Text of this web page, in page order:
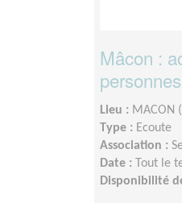
Mâcon :
Lieu : MACON
Type : Ecoute
Association :
Date : Tout le
Disponibilité